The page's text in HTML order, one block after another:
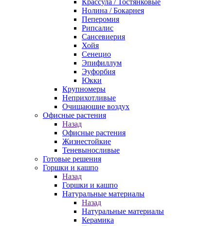
Нолина / Бокарнея
Пеперомия
Рипсалис
Сансевиерия
Хойя
Сенецио
Эпифиллум
Эуфорбия
Юкки
Крупномеры
Неприхотливые
Очищающие воздух
Офисные растения
Назад
Офисные растения
Жизнестойкие
Теневыносливые
Готовые решения
Горшки и кашпо
Назад
Горшки и кашпо
Натуральные материалы
Назад
Натуральные материалы
Керамика